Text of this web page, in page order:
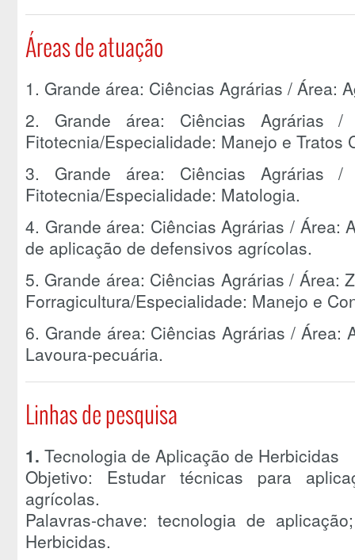
Áreas de atuação
1. Grande área: Ciências Agrárias / Área:
2. Grande área: Ciências Agrárias /
Fitotecnia/Especialidade: Manejo e Tratos
3. Grande área: Ciências Agrárias /
Fitotecnia/Especialidade: Matologia.
4. Grande área: Ciências Agrárias / Área:
de aplicação de defensivos agrícolas.
5. Grande área: Ciências Agrárias / Área:
Forragicultura/Especialidade: Manejo e
6. Grande área: Ciências Agrárias / Área:
Lavoura-pecuária.
Linhas de pesquisa
1. Tecnologia de Aplicação de Herbicidas
Objetivo: Estudar técnicas para
agrícolas.
Palavras-chave: tecnologia de
Herbicidas.